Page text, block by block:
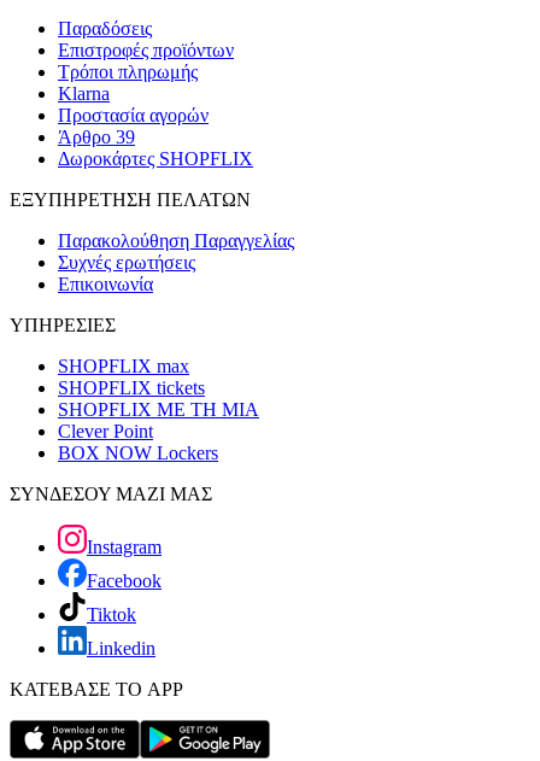
Παραδόσεις
Επιστροφές προϊόντων
Τρόποι πληρωμής
Klarna
Προστασία αγορών
Άρθρο 39
Δωροκάρτες SHOPFLIX
ΕΞΥΠΗΡΕΤΗΣΗ ΠΕΛΑΤΩΝ
Παρακολούθηση Παραγγελίας
Συχνές ερωτήσεις
Επικοινωνία
ΥΠΗΡΕΣΙΕΣ
SHOPFLIX max
SHOPFLIX tickets
SHOPFLIX ΜΕ ΤΗ ΜΙΑ
Clever Point
BOX NOW Lockers
ΣΥΝΔΕΣΟΥ ΜΑΖΙ ΜΑΣ
Instagram
Facebook
Tiktok
Linkedin
ΚΑΤΕΒΑΣΕ ΤΟ APP